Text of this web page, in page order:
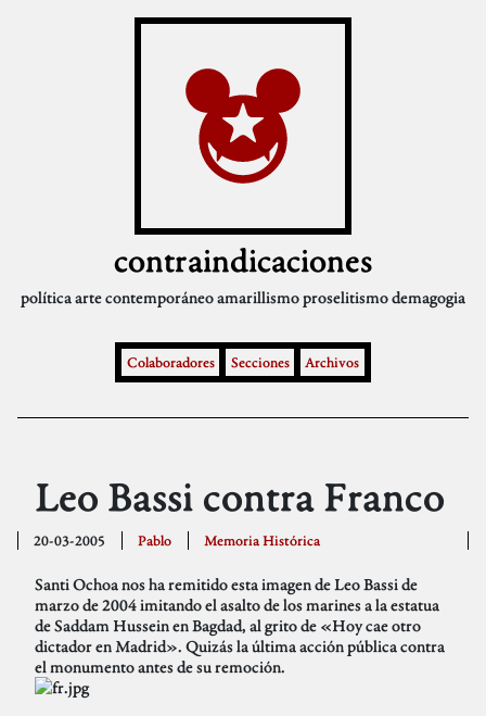
contraindicaciones
políticaarte contemporáneoamarillismoproselitismodemagogia
Colaboradores Secciones Archivos
Leo Bassi contra Franco
20-03-2005 Pablo Memoria Histórica
Santi Ochoa nos ha remitido esta imagen de Leo Bassi de
marzo de 2004 imitando el asalto de los marines a la estatua
de Saddam Hussein en Bagdad, al grito de «Hoy cae otro
dictador en Madrid». Quizás la última acción pública contra
el monumento antes de su remoción.